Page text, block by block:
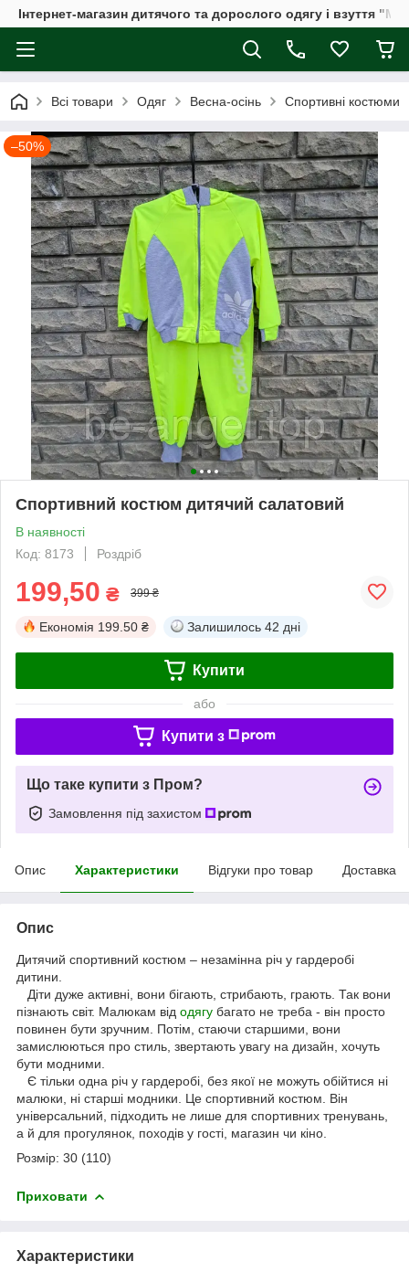
Інтернет-магазин дитячого та дорослого одягу і взуття
Всі товари Одяг Весна-осінь Спортивні костюми
–50%
Спортивний костюм дитячий салатовий
В наявності
Код: 8173
Роздріб
199,50 ₴ 399 ₴
Економія 199.50 ₴ Залишилось 42 дні
Купити
або
Купити з
Що таке купити з Пром?
Замовлення під захистом
Опис Характеристики Відгуки про товар Доставка
Опис
Дитячий спортивний костюм – незамінна річ у гардеробі
дитини.
Діти дуже активні, вони бігають, стрибають, грають. Так вони
пізнають світ. Малюкам від одягу багато не треба - він просто
повинен бути зручним. Потім, стаючи старшими, вони
замислюються про стиль, звертають увагу на дизайн, хочуть
бути модними.
Є тільки одна річ у гардеробі, без якої не можуть обійтися ні
малюки, ні старші модники. Це спортивний костюм. Він
універсальний, підходить не лише для спортивних тренувань,
а й для прогулянок, походів у гості, магазин чи кіно.
Розмір: 30 (110)
Приховати
Характеристики